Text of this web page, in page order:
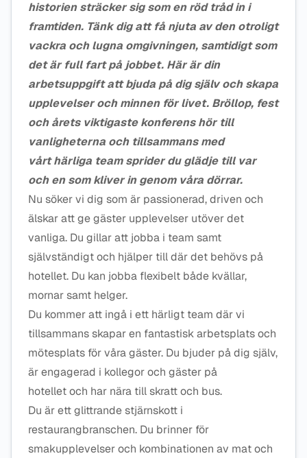
historien sträcker sig som en röd tråd in i
framtiden. Tänk dig att få njuta av den otroligt
vackra och lugna omgivningen, samtidigt som
det är full fart på jobbet. Här är din
arbetsuppgift att bjuda på dig själv och skapa
upplevelser och minnen för livet. Bröllop, fest
och årets viktigaste konferens hör till
vanligheterna och tillsammans med
vårt härliga team sprider du glädje till var
och en som kliver in genom våra dörrar.
Nu söker vi dig som är passionerad, driven och
älskar att ge gäster upplevelser utöver det
vanliga. Du gillar att jobba i team samt
självständigt och hjälper till där det behövs på
hotellet. Du kan jobba flexibelt både kvällar,
mornar samt helger.
Du kommer att ingå i ett härligt team där vi
tillsammans skapar en fantastisk arbetsplats och
mötesplats för våra gäster. Du bjuder på dig själv,
är engagerad i kollegor och gäster på
hotellet och har nära till skratt och bus.
Du är ett glittrande stjärnskott i
restaurangbranschen. Du brinner för
smakupplevelser och kombinationen av mat och